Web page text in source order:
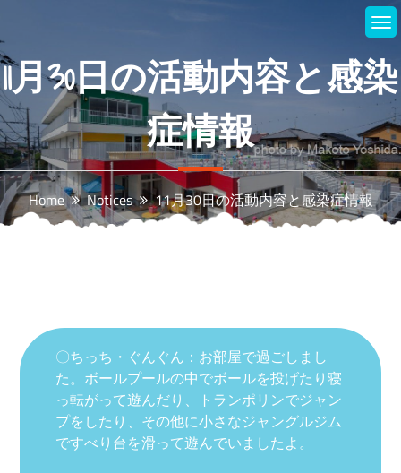
content
11月30日の活動内容と感染
症情報
Home Notices 11月30日の活動内容と感染症情報
〇ちっち・ぐんぐん：お部屋で過ごしまし
た。ボールプールの中でボールを投げたり寝
っ転がって遊んだり、トランポリンでジャン
プをしたり、その他に小さなジャングルジム
ですべり台を滑って遊んでいましたよ。